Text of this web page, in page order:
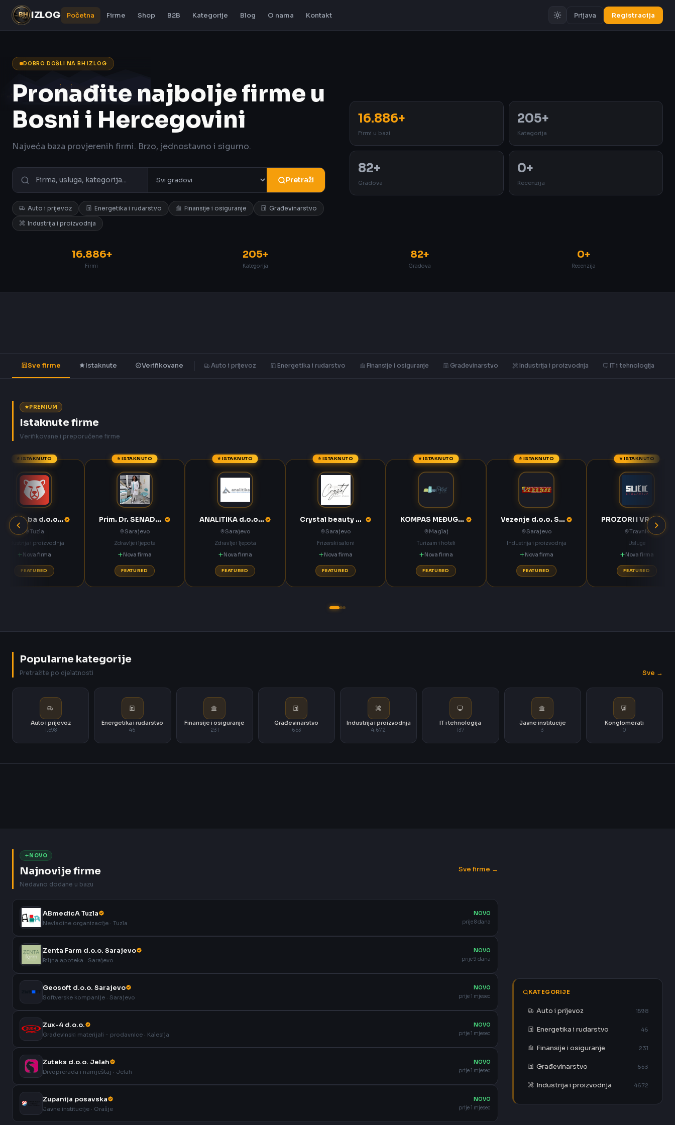
IZLOG Početna Firme Shop B2B Kategorije Blog O nama Kontakt Prijava Registracija
DOBRO DOŠLI NA BH IZLOG
Pronađite najbolje firme u
Bosni i Hercegovini
Najveća baza provjerenih firmi. Brzo, jednostavno i sigurno.
Pretraži
Auto i prijevoz Energetika i rudarstvo Finansije i osiguranje
Građevinarstvo
Industrija i proizvodnja
16.886+
Firmi u bazi
205+
Kategorija
82+
Gradova
0+
Recenzija
16.886+
Firmi
205+
Kategorija
82+
Gradova
0+
Recenzija
Sve firme Istaknute Verifikovane Auto i prijevoz Energetika i rudarstvo Finansije i osiguranje Građevinarstvo Industrija i proizvodnja IT i tehnologija
PREMIUM
Istaknute firme
Verifikovane i preporučene firme
⭐ ISTAKNUTO
ANNOA.ba d.o.o. Tuzla
Tuzla
Industrija i proizvodnja
Nova firma
FEATURED
⭐ ISTAKNUTO
Prim. Dr. SENADETA OMERBAŠIĆ STOMATOLOŠKA ORDINACIJA
Sarajevo
Zdravlje i ljepota
Nova firma
FEATURED
⭐ ISTAKNUTO
ANALITIKA d.o.o. Sarajevo
Sarajevo
Zdravlje i ljepota
Nova firma
FEATURED
⭐ ISTAKNUTO
Crystal beauty studio Sarajevo
Sarajevo
Frizerski saloni
Nova firma
FEATURED
⭐ ISTAKNUTO
KOMPAS MEĐUGORJE d.d. Međugorje
Maglaj
Turizam i hoteli
Nova firma
FEATURED
⭐ ISTAKNUTO
Vezenje d.o.o. Sarajevo
Sarajevo
Industrija i proizvodnja
Nova firma
FEATURED
⭐ ISTAKNUTO
PROZORI I VRATA Sučić Nova Bila
Travnik
Usluge
Nova firma
FEATURED
Popularne kategorije
Pretražite po djelatnosti Sve →
Auto i prijevoz
1.598
Energetika i rudarstvo
46
Finansije i osiguranje
231
Građevinarstvo
653
Industrija i proizvodnja
4.672
IT i tehnologija
137
Javne institucije
3
Konglomerati
0
NOVO
Najnovije firme
Nedavno dodane u bazu
Sve firme →
ABmedicA Tuzla
Nevladine organizacije · Tuzla
NOVO
prije 8 dana
Zenta Farm d.o.o. Sarajevo
Biljna apoteka · Sarajevo
NOVO
prije 9 dana
Geosoft d.o.o. Sarajevo
Softverske kompanije · Sarajevo
NOVO
prije 1 mjesec
Zux-4 d.o.o.
Građevinski materijali - prodavnice · Kalesija
NOVO
prije 1 mjesec
Zuteks d.o.o. Jelah
Drvoprerada i namještaj · Jelah
NOVO
prije 1 mjesec
Zupanija posavska
Javne institucije · Orašje
NOVO
prije 1 mjesec
KATEGORIJE
Auto i prijevoz 1598
Energetika i rudarstvo 46
Finansije i osiguranje 231
Građevinarstvo 653
Industrija i proizvodnja 4672